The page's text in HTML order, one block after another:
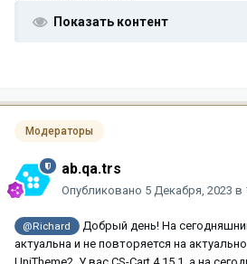
Показать контент
Модераторы
ab.qa.trs
Опубликовано 5 Декабря, 2023 в
@Richard
Добрый день! На
актуальна и не повторяется на